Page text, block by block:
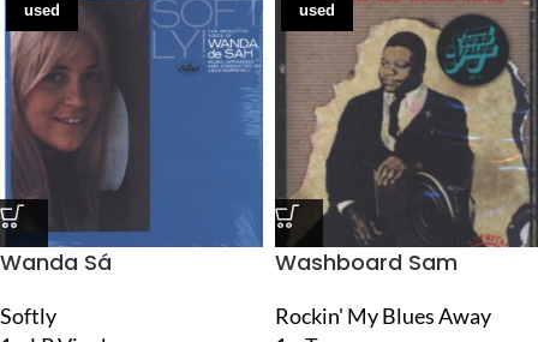
used
Wanda Sá
Softly
used
Washboard Sam
Rockin' My Blues Away